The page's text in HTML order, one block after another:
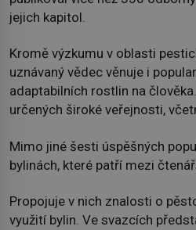
jejich kapitol.
Kromě výzkumu v oblasti
uznávaný vědec věnuje i
adaptabilních rostlin na
určených široké veřejnosti,
Mimo jiné šesti úspěšných
bylinách, které patří mezi
Propojuje v nich znalosti o
využití bylin. Ve svazcích